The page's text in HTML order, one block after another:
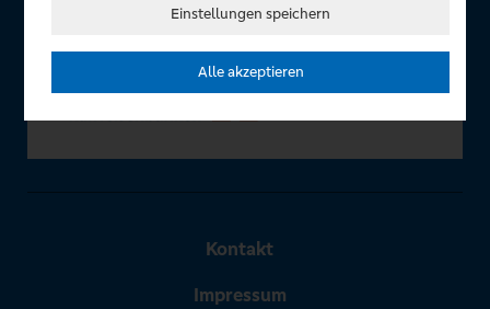
In Zusammenarbeit mit
Kontakt
Impressum
Einstellungen speichern
Alle akzeptieren